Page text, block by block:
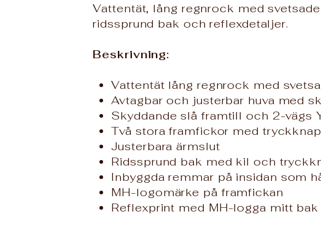
Vattentät, lång regnrock med
ridssprund bak och reflexdetaljer.
Beskrivning:
Vattentät lång regnrock med
Avtagbar och justerbar huva med
Skyddande slå framtill och 2-vägs
Två stora framfickor med
Justerbara ärmslut
Ridssprund bak med kil och
Inbyggda remmar på insidan som
MH-logomärke på framfickan
Reflexprint med MH-logga mitt bak